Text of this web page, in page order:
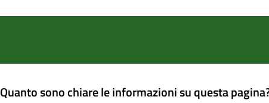
Quanto sono chiare le informazioni su questa